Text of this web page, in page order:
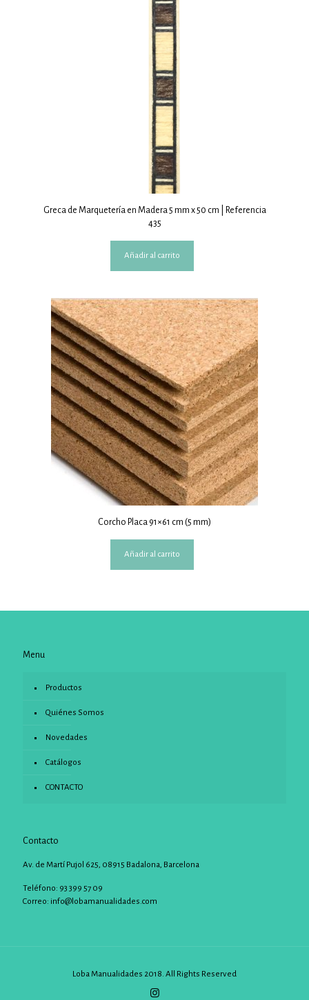
Greca de Marquetería en Madera 5 mm x 50 cm | Referencia
435
Añadir al carrito
Corcho Placa 91×61 cm (5 mm)
Añadir al carrito
Menu
Productos
Quiénes Somos
Novedades
Catálogos
CONTACTO
Contacto
Av. de Martí Pujol 625, 08915 Badalona, Barcelona
Teléfono: 93 399 57 09
Correo: info@lobamanualidades.com
Loba Manualidades 2018. All Rights Reserved